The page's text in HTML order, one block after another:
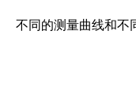
不同的测量曲线和不